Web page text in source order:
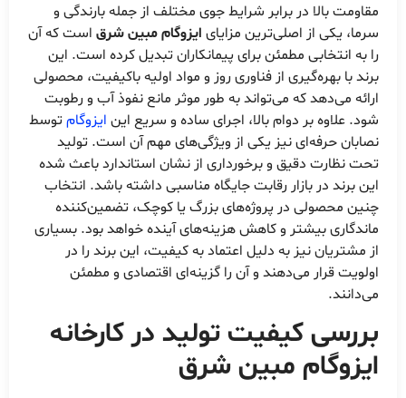
مقاومت بالا در برابر شرایط جوی مختلف از جمله بارندگی و
سرما، یکی از اصلی‌ترین مزایای ایزوگام مبین شرق است که آن
را به انتخابی مطمئن برای پیمانکاران تبدیل کرده است. این
برند با بهره‌گیری از فناوری روز و مواد اولیه باکیفیت، محصولی
ارائه می‌دهد که می‌تواند به طور موثر مانع نفوذ آب و رطوبت
شود. علاوه بر دوام بالا، اجرای ساده و سریع این ایزوگامتوسط
نصابان حرفه‌ای نیز یکی از ویژگی‌های مهم آن است. تولید
تحت نظارت دقیق و برخورداری از نشان استاندارد باعث شده
این برند در بازار رقابت جایگاه مناسبی داشته باشد. انتخاب
چنین محصولی در پروژه‌های بزرگ یا کوچک، تضمین‌کننده
ماندگاری بیشتر و کاهش هزینه‌های آینده خواهد بود. بسیاری
از مشتریان نیز به دلیل اعتماد به کیفیت، این برند را در
اولویت قرار می‌دهند و آن را گزینه‌ای اقتصادی و مطمئن
می‌دانند.
بررسی کیفیت تولید در کارخانه
ایزوگام مبین شرق